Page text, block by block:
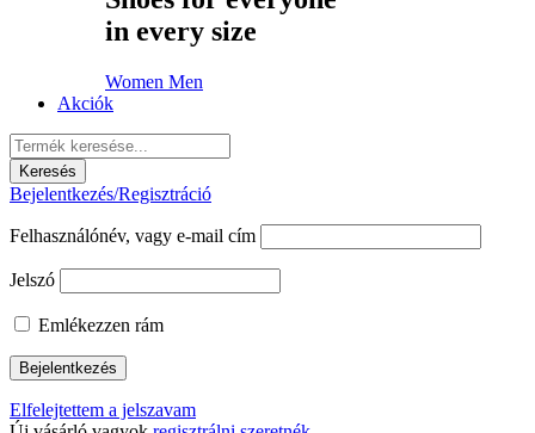
in every size
Women Men
Akciók
Bejelentkezés/Regisztráció
Felhasználónév, vagy e-mail cím
Jelszó
Emlékezzen rám
Elfelejtettem a jelszavam